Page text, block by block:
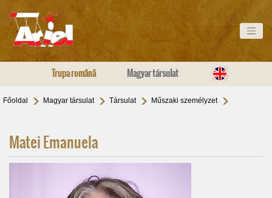
Trupa română Magyar társulat
Főoldal Magyar társulat Társulat Műszaki személyzet
Matei Emanuela